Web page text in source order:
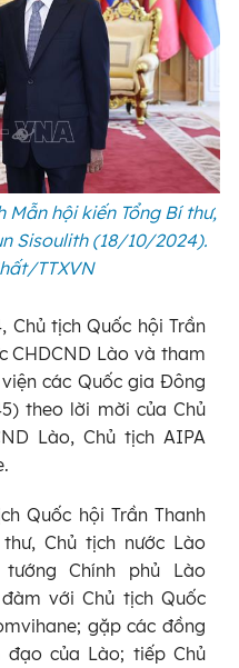
Mẫn hội kiến Tổng Bí thư,
Sisoulith (18/10/2024).
TTXVN
Chủ tịch Quốc hội Trần
CHDCND Lào và tham
các Quốc gia Đông
theo lời mời của Chủ
Lào, Chủ tịch AIPA
Quốc hội Trần Thanh
Chủ tịch nước Lào
tướng Chính phủ Lào
với Chủ tịch Quốc
gặp các đồng
đạo của Lào; tiếp Chủ